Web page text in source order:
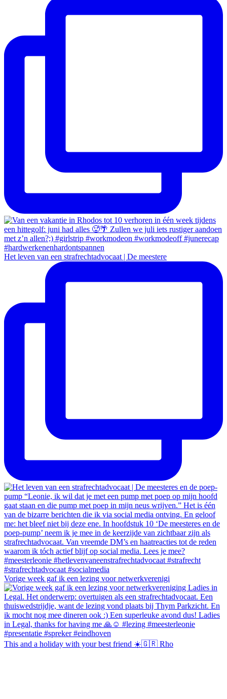
Het leven van een strafrechtadvocaat | De meestere
Vorige week gaf ik een lezing voor netwerkverenigi
This and a holiday with your best friend ☀️🇬🇷 Rho